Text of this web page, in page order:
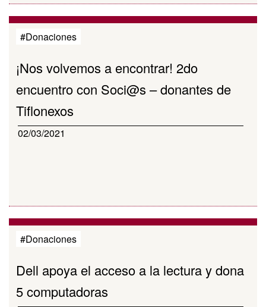
#Donaciones
¡Nos volvemos a encontrar! 2do
encuentro con Soci@s – donantes de
Tiflonexos
02/03/2021
#Donaciones
Dell apoya el acceso a la lectura y dona
5 computadoras